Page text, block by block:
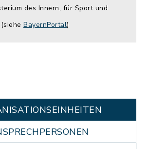
des Innern, für Sport und
BayernPortal)